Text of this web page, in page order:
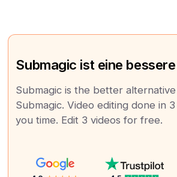
Submagic ist eine
Submagic is the better
Submagic. Video editing done in
you time. Edit 3 videos for free.